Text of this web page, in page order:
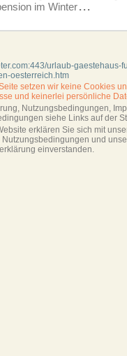
im Winter...
urlaub-gaestehaus-
oesterreich.htm
setzen wir keine Cookies
und keinerlei persönliche
Nutzungsbedingungen,
siehe Links auf der
erklären Sie sich mit
und
einverstanden.